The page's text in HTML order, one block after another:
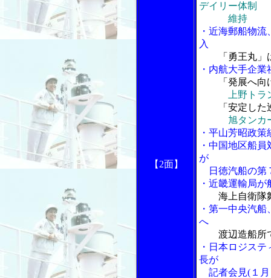
【2面】
デイリー体制
維持
・近海郵船物
入
「勇王丸
・内航大手企
「発展へ
上野ト
「安定した
旭タンカ
・平山芳昭政
・中国地区船
が
日徳汽船の第
・近畿運輸局
海上自衛隊
・第一中央汽
へ
渡辺造船所
・日本ロジス
長が
記者会見(１月